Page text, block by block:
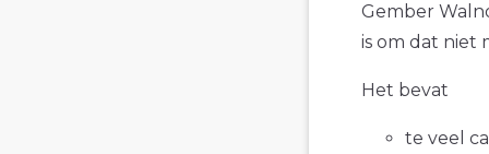
Gember
is om dat niet
Het bevat
te veel